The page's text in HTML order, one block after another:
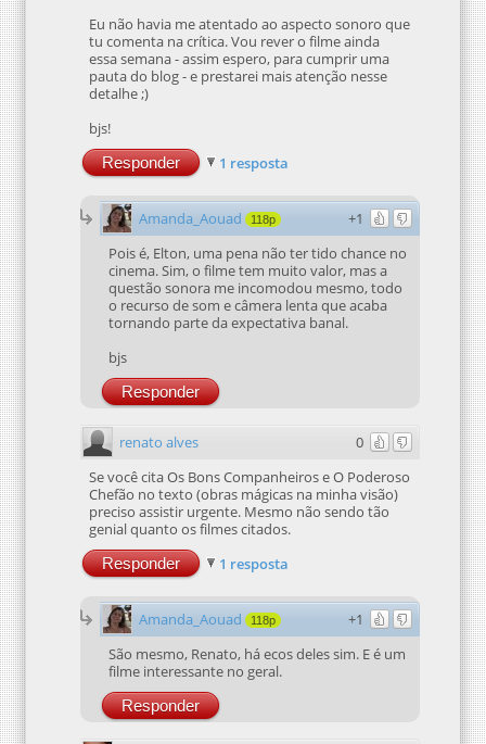
Eu não havia me atentado ao aspecto sonoro que
tu comenta na crítica. Vou rever o filme ainda
essa semana - assim espero, para cumprir uma
pauta do blog - e prestarei mais atenção nesse
detalhe ;)
bjs!
Responder 1 resposta
+1
Amanda_Aouad 118p
Pois é, Elton, uma pena não ter tido chance no
cinema. Sim, o filme tem muito valor, mas a
questão sonora me incomodou mesmo, todo
o recurso de som e câmera lenta que acaba
tornando parte da expectativa banal.
bjs
Responder
0
renato alves
Se você cita Os Bons Companheiros e O Poderoso
Chefão no texto (obras mágicas na minha visão)
preciso assistir urgente. Mesmo não sendo tão
genial quanto os filmes citados.
Responder 1 resposta
+1
Amanda_Aouad 118p
São mesmo, Renato, há ecos deles sim. E é um
filme interessante no geral.
Responder